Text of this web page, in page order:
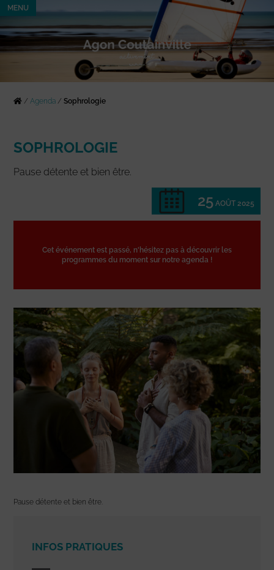
MENU
/Agenda /Sophrologie
SOPHROLOGIE
Pause détente et bien être.
25 AOÛT 2025
Cet événement est passé, n'hésitez pas à découvrir les
programmes du moment sur notre agenda !
Pause détente et bien être.
INFOS PRATIQUES